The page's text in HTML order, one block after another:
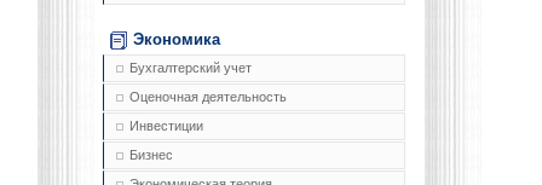
Экономика
Бухгалтерский учет
Оценочная деятельность
Инвестиции
Бизнес